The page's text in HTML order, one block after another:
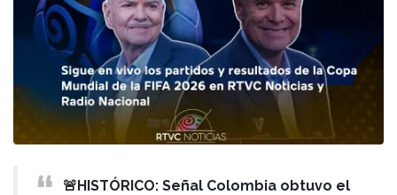
🚨HISTÓRICO: Señal Colombia obtuvo el